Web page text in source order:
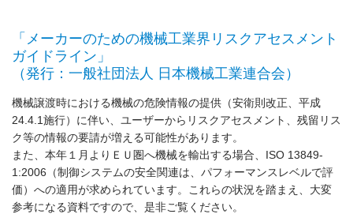
「メーカーのための機械工業界リスクアセスメント
ガイドライン」
（発行：一般社団法人 日本機械工業連合会）
機械譲渡時における機械の危険情報の提供（安衛則改正、平成
24.4.1施行）に伴い、ユーザーからリスクアセスメント、残留リス
ク等の情報の要請が増える可能性があります。
また、本年１月よりＥＵ圏へ機械を輸出する場合、ISO 13849-
1:2006（制御システムの安全関連は、パフォーマンスレベルで評
価）への適用が求められています。これらの状況を踏まえ、大変
参考になる資料ですので、是非ご覧ください。